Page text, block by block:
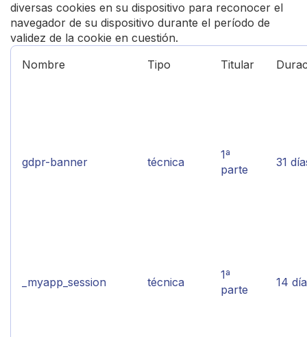
diversas cookies en su dispositivo para reconocer el
navegador de su dispositivo durante el período de
validez de la cookie en cuestión.
Nombre
Tipo Titular
gdpr-banner técnica
1ª
parte
31
_myapp_session técnica
1ª
parte
14